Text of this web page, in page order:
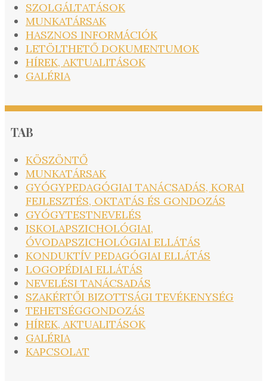
SZOLGÁLTATÁSOK
MUNKATÁRSAK
HASZNOS INFORMÁCIÓK
LETÖLTHETŐ DOKUMENTUMOK
HÍREK, AKTUALITÁSOK
GALÉRIA
TAB
KÖSZÖNTŐ
MUNKATÁRSAK
GYÓGYPEDAGÓGIAI TANÁCSADÁS, KORAI
FEJLESZTÉS, OKTATÁS ÉS GONDOZÁS
GYÓGYTESTNEVELÉS
ISKOLAPSZICHOLÓGIAI,
ÓVODAPSZICHOLÓGIAI ELLÁTÁS
KONDUKTÍV PEDAGÓGIAI ELLÁTÁS
LOGOPÉDIAI ELLÁTÁS
NEVELÉSI TANÁCSADÁS
SZAKÉRTŐI BIZOTTSÁGI TEVÉKENYSÉG
TEHETSÉGGONDOZÁS
HÍREK, AKTUALITÁSOK
GALÉRIA
KAPCSOLAT